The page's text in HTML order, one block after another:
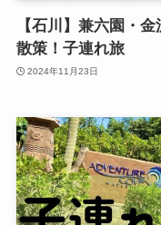
【石川】兼六園・
散策！子連れ旅
2024年11月23日